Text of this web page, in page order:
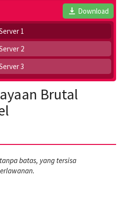
Download
1
2
3
Brutal
batas, yang tersisa